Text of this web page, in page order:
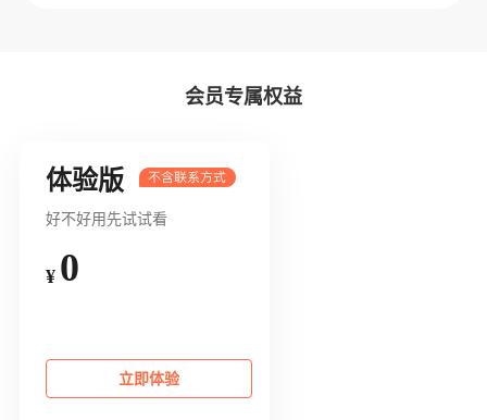
会员专属权益
体验版
好不好用先试试看
¥ 0
立即体验